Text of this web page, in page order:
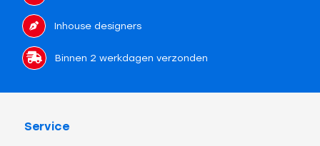
Inhouse designers
Binnen 2 werkdagen verzonden
Service